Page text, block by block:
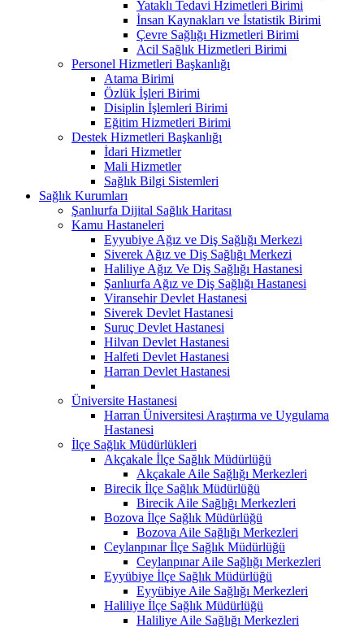
Yataklı Tedavi Hzimetleri Birimi
İnsan Kaynakları ve İstatistik Birimi
Çevre Sağlığı Hizmetleri Birimi
Acil Sağlık Hizmetleri Birimi
Personel Hizmetleri Başkanlığı
Atama Birimi
Özlük İşleri Birimi
Disiplin İşlemleri Birimi
Eğitim Hizmetleri Birimi
Destek Hizmetleri Başkanlığı
İdari Hizmetler
Mali Hizmetler
Sağlık Bilgi Sistemleri
Sağlık Kurumları
Şanlıurfa Dijital Sağlık Haritası
Kamu Hastaneleri
Eyyubiye Ağız ve Diş Sağlığı Merkezi
Siverek Ağız ve Diş Sağlığı Merkezi
Haliliye Ağız Ve Diş Sağlığı Hastanesi
Şanlıurfa Ağız ve Diş Sağlığı Hastanesi
Viransehir Devlet Hastanesi
Siverek Devlet Hastanesi
Suruç Devlet Hastanesi
Hilvan Devlet Hastanesi
Halfeti Devlet Hastanesi
Harran Devlet Hastanesi
Üniversite Hastanesi
Harran Üniversitesi Araştırma ve Uygulama
Hastanesi
İlçe Sağlık Müdürlükleri
Akçakale İlçe Sağlık Müdürlüğü
Akçakale Aile Sağlığı Merkezleri
Birecik İlçe Sağlık Müdürlüğü
Birecik Aile Sağlığı Merkezleri
Bozova İlçe Sağlık Müdürlüğü
Bozova Aile Sağlığı Merkezleri
Ceylanpınar İlçe Sağlık Müdürlüğü
Ceylanpınar Aile Sağlığı Merkezleri
Eyyübiye İlçe Sağlık Müdürlüğü
Eyyübiye Aile Sağlığı Merkezleri
Haliliye İlçe Sağlık Müdürlüğü
Haliliye Aile Sağlığı Merkezleri